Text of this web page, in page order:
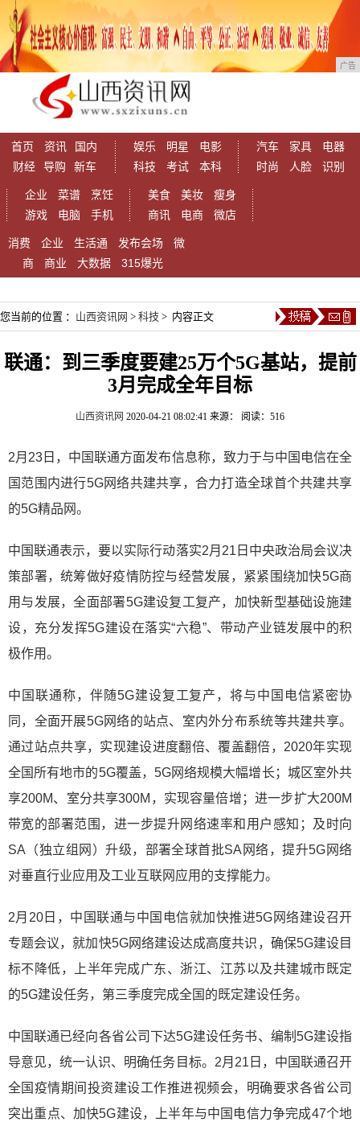
广告
首页 资讯
国内
财经
导购 新车
娱乐 明星
电影
科技
考试 本科
汽车 家具
电器
时尚
人脸 识别
企业 菜谱
烹饪
游戏
电脑 手机
美食 美妆
瘦身
商讯
电商 微店
消费 企业 生活通 发布会场
微
商
商业 大数据 315爆光
您当前的位置 ： 山西资讯网 > 科技 > 内容正文
联通：到三季度要建25万个5G基站，提前
3月完成全年目标
山西资讯网 2020-04-21 08:02:41 来源： 阅读：516
2月23日，中国联通方面发布信息称，致力于与中国电信在全
国范围内进行5G网络共建共享，合力打造全球首个共建共享
的5G精品网。
中国联通表示，要以实际行动落实2月21日中央政治局会议决
策部署，统筹做好疫情防控与经营发展，紧紧围绕加快5G商
用与发展，全面部署5G建设复工复产，加快新型基础设施建
设，充分发挥5G建设在落实“六稳”、带动产业链发展中的积
极作用。
中国联通称，伴随5G建设复工复产，将与中国电信紧密协
同，全面开展5G网络的站点、室内外分布系统等共建共享。
通过站点共享，实现建设进度翻倍、覆盖翻倍，2020年实现
全国所有地市的5G覆盖，5G网络规模大幅增长；城区室外共
享200M、室分共享300M，实现容量倍增；进一步扩大200M
带宽的部署范围，进一步提升网络速率和用户感知；及时向
SA（独立组网）升级，部署全球首批SA网络，提升5G网络
对垂直行业应用及工业互联网应用的支撑能力。
2月20日，中国联通与中国电信就加快推进5G网络建设召开
专题会议，就加快5G网络建设达成高度共识，确保5G建设目
标不降低，上半年完成广东、浙江、江苏以及共建城市既定
的5G建设任务，第三季度完成全国的既定建设任务。
中国联通已经向各省公司下达5G建设任务书、编制5G建设指
导意见，统一认识、明确任务目标。2月21日，中国联通召开
全国疫情期间投资建设工作推进视频会，明确要求各省公司
突出重点、加快5G建设，上半年与中国电信力争完成47个地